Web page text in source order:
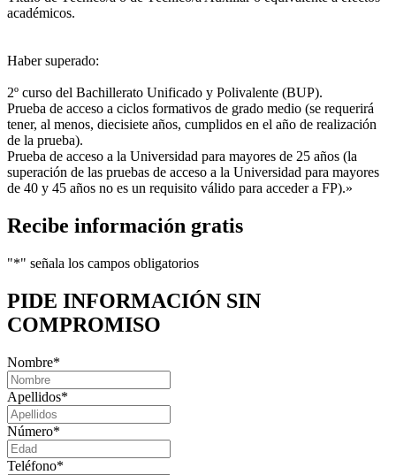
académicos.
Haber superado:
2º curso del Bachillerato Unificado y Polivalente (BUP).
Prueba de acceso a ciclos formativos de grado medio (se requerirá
tener, al menos, diecisiete años, cumplidos en el año de realización
de la prueba).
Prueba de acceso a la Universidad para mayores de 25 años (la
superación de las pruebas de acceso a la Universidad para mayores
de 40 y 45 años no es un requisito válido para acceder a FP).»
Recibe información gratis
"*" señala los campos obligatorios
PIDE INFORMACIÓN SIN
COMPROMISO
Nombre*
Apellidos*
Número*
Teléfono*